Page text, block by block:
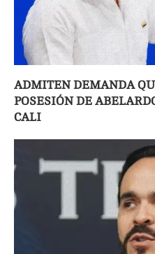
ADMITEN DEMANDA
POSESIÓN DE
CALI